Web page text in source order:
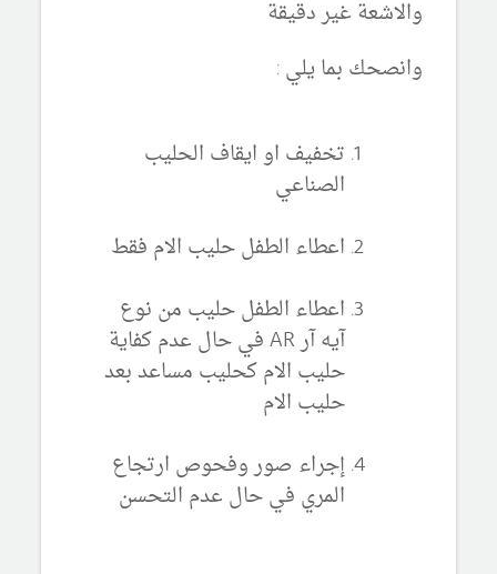
والاشعة غير دقيقة
وانصحك بما يلي :
تخفيف او ايقاف الحليب
الصناعي
اعطاء الطفل حليب الام فقط
اعطاء الطفل حليب من نوع
آيه آر AR في حال عدم كفاية
حليب الام كحليب مساعد بعد
حليب الام
إجراء صور وفحوص ارتجاع
المري في حال عدم التحسن